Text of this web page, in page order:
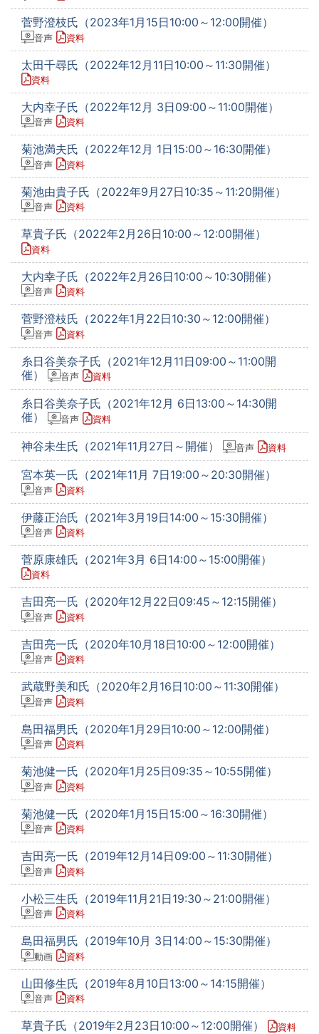
菅野澄枝氏（2023年1月15日10:00～12:00開催）
音声 資料
太田千尋氏（2022年12月11日10:00～11:30開催）
資料
大内幸子氏（2022年12月 3日09:00～11:00開催）
音声 資料
菊池満夫氏（2022年12月 1日15:00～16:30開催）
音声 資料
菊池由貴子氏（2022年9月27日10:35～11:20開催）
音声 資料
草貴子氏（2022年2月26日10:00～12:00開催）
資料
大内幸子氏（2022年2月26日10:00～10:30開催）
音声 資料
菅野澄枝氏（2022年1月22日10:30～12:00開催）
音声 資料
糸日谷美奈子氏（2021年12月11日09:00～11:00開
催）
音声 資料
糸日谷美奈子氏（2021年12月 6日13:00～14:30開
催）
音声 資料
神谷未生氏（2021年11月27日～開催） 音声 資料
宮本英一氏（2021年11月 7日19:00～20:30開催）
音声 資料
伊藤正治氏（2021年3月19日14:00～15:30開催）
音声 資料
菅原康雄氏（2021年3月 6日14:00～15:00開催）
資料
吉田亮一氏（2020年12月22日09:45～12:15開催）
音声 資料
吉田亮一氏（2020年10月18日10:00～12:00開催）
音声 資料
武蔵野美和氏（2020年2月16日10:00～11:30開催）
音声 資料
島田福男氏（2020年1月29日10:00～12:00開催）
音声 資料
菊池健一氏（2020年1月25日09:35～10:55開催）
音声 資料
菊池健一氏（2020年1月15日15:00～16:30開催）
音声 資料
吉田亮一氏（2019年12月14日09:00～11:30開催）
音声 資料
小松三生氏（2019年11月21日19:30～21:00開催）
音声 資料
島田福男氏（2019年10月 3日14:00～15:30開催）
動画 資料
山田修生氏（2019年8月10日13:00～14:15開催）
音声 資料
草貴子氏（2019年2月23日10:00～12:00開催） 資料